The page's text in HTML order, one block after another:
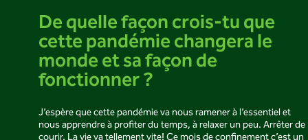
De quelle façon crois-tu que
cette pandémie changera le
monde et sa façon de
fonctionner ?
J’espère que cette pandémie va nous ramener à l’essentiel et
nous apprendre à profiter du temps, à relaxer un peu. Arrêter de